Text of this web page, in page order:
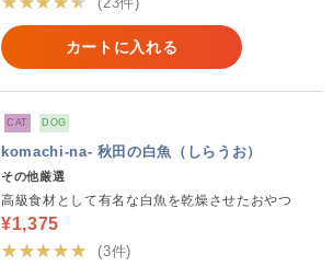
カートに入れる
CAT DOG
komachi-na- 秋田の白魚（しらうお）
その他厳選
高級食材として有名な白魚を乾燥させたおやつ
¥1,375
★★★★★
(3件)